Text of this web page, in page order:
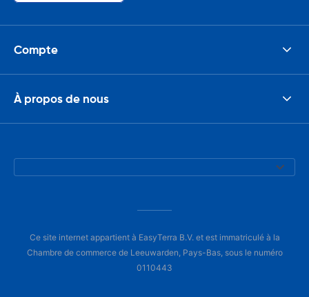
Compte
À propos de nous
Ce site internet appartient à EasyTerra B.V. et est immatriculé à la
Chambre de commerce de Leeuwarden, Pays-Bas, sous le numéro
0110443